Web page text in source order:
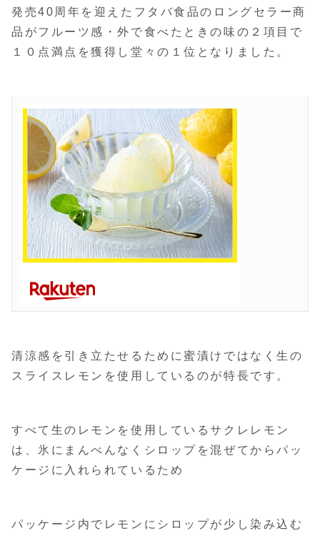
発売40周年を迎えたフタバ食品のロングセラー商
品がフルーツ感・外で食べたときの味の２項目で
１０点満点を獲得し堂々の１位となりました。
清涼感を引き立たせるために蜜漬けではなく生の
スライスレモンを使用しているのが特長です。
すべて生のレモンを使用しているサクレレモン
は、氷にまんべんなくシロップを混ぜてからパッ
ケージに入れられているため
パッケージ内でレモンにシロップが少し染み込む